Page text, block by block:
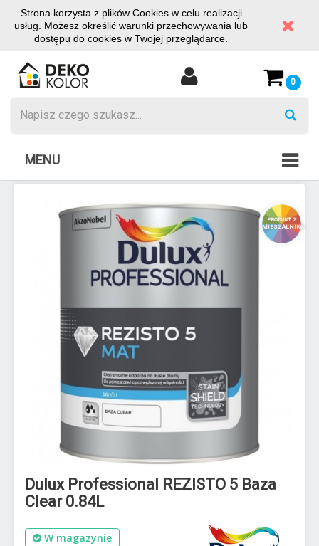
Strona korzysta z plików Cookies w celu realizacji
usług. Możesz określić warunki przechowywania lub
dostępu do cookies w Twojej przeglądarce.
0
MENU
PRODUKT Z
MIESZALNIKA
Dulux Professional REZISTO 5 Baza
Clear 0.84L
W magazynie